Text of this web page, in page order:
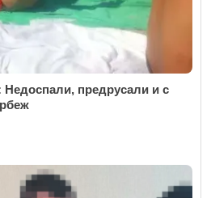
Недоспали, предрусали и с